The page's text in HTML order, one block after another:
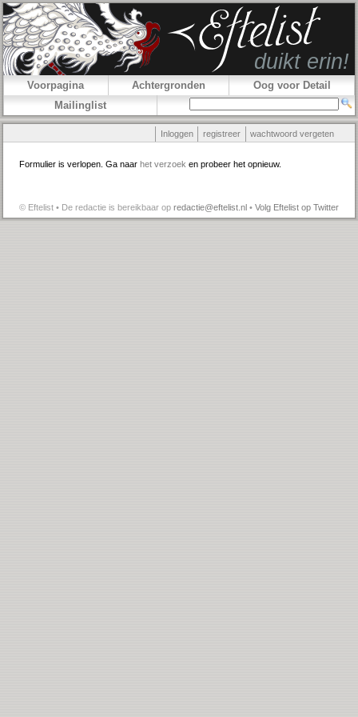
Voorpagina Achtergronden
Oog voor Detail
Mailinglist
Inloggen registreer wachtwoord vergeten
Formulier is verlopen. Ga naar het verzoek en probeer het opnieuw.
© Eftelist • De redactie is bereikbaar op redactie@eftelist.nl • Volg Eftelist op Twitter